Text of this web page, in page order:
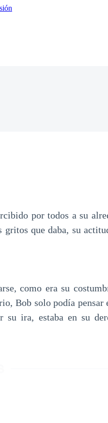
por todos a su
que daba, su
como era su
Bob solo podía pensar
ira, estaba en su